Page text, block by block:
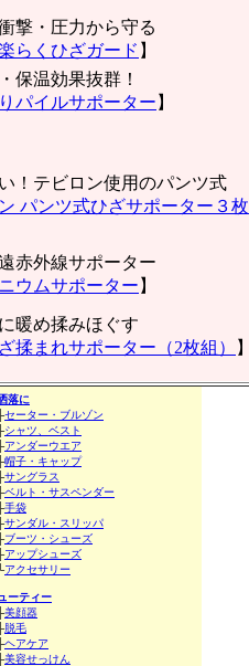
撃・圧力から守る
らくひざガード 】
保温効果抜群！
パイルサポーター 】
！テビロン使用のパンツ式
パンツ式ひざサポーター３枚
赤外線サポーター
ウムサポーター 】
暖め揉みほぐす
揉まれサポーター（2枚組） 】
落に
セーター・ブルゾン
シャツ、ベスト
アンダーウエア
帽子・キャップ
サングラス
ベルト・サスペンダー
手袋
サンダル・スリッパ
ブーツ・シューズ
アップシューズ
アクセサリー
ーティー
美顔器
脱毛
ヘアケア
美容せっけん